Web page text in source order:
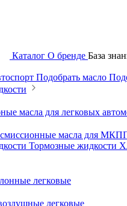
Каталог О бренде База
Подобрать масло
масла для легковых
масла для
Тормозные жидкости
легковые
легковые